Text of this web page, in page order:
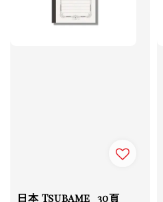
日本 Tsubame_30頁_